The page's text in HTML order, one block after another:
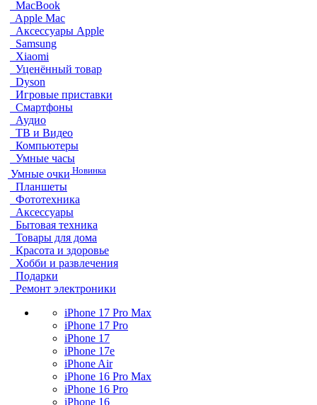
MacBook
Apple Mac
Аксессуары Apple
Samsung
Xiaomi
Уценённый товар
Dyson
Игровые приставки
Смартфоны
Аудио
ТВ и Видео
Компьютеры
Умные часы
Умные очки Новинка
Планшеты
Фототехника
Аксессуары
Бытовая техника
Товары для дома
Красота и здоровье
Хобби и развлечения
Подарки
Ремонт электроники
iPhone 17 Pro Max
iPhone 17 Pro
iPhone 17
iPhone 17e
iPhone Air
iPhone 16 Pro Max
iPhone 16 Pro
iPhone 16